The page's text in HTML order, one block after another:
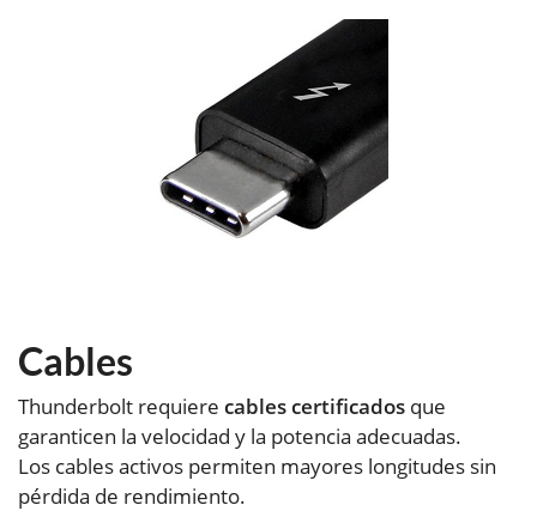
Cables
Thunderbolt requiere cables certificados que
garanticen la velocidad y la potencia adecuadas.
Los cables activos permiten mayores longitudes sin
pérdida de rendimiento.